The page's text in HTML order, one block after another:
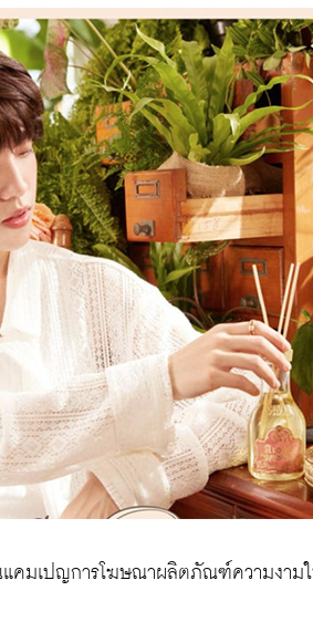
แคมเปญการโฆษณาผลิตภัณฑ์ความงาม